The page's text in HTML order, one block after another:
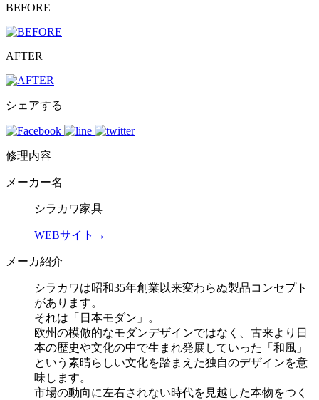
BEFORE
AFTER
シェアする
修理内容
メーカー名
シラカワ家具
WEBサイト→
メーカ紹介
シラカワは昭和35年創業以来変わらぬ製品コンセプト
があります。
それは「日本モダン」。
欧州の模倣的なモダンデザインではなく、古来より日
本の歴史や文化の中で生まれ発展していった「和風」
という素晴らしい文化を踏まえた独自のデザインを意
味します。
市場の動向に左右されない時代を見越した本物をつく